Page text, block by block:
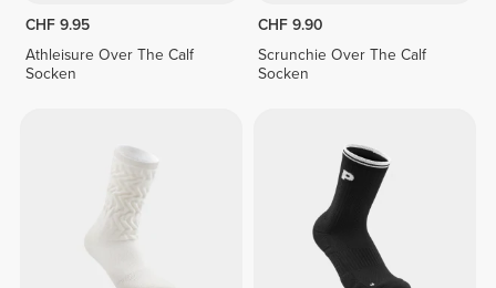
CHF 9.95
Athleisure Over The Calf
Socken
CHF 9.90
Scrunchie Over The Calf
Socken